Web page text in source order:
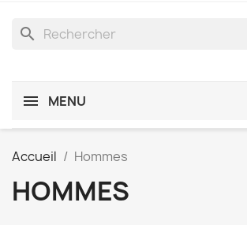
search
MENU
Accueil Hommes
HOMMES